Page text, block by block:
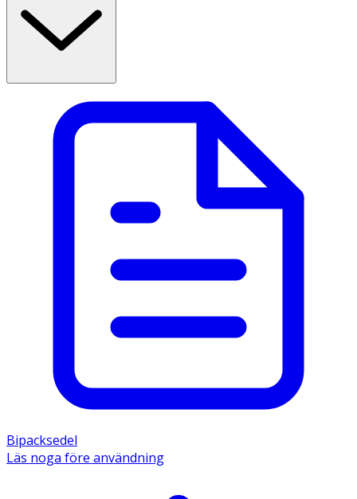
Bipacksedel
Läs noga före användning